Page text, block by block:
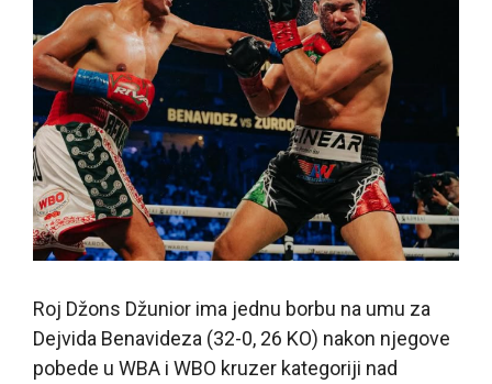
Roj Džons Džunior ima jednu borbu na umu za
Dejvida Benavideza (32-0, 26 KO) nakon njegove
pobede u WBA i WBO kruzer kategoriji nad